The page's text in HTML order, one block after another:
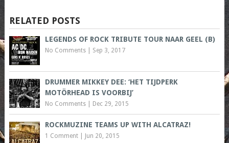
RELATED POSTS
LEGENDS OF ROCK TRIBUTE TOUR NAAR GEEL (B)
No Comments| Sep 3, 2017
DRUMMER MIKKEY DEE: ‘HET TIJDPERK
MOTÖRHEAD IS VOORBIJ’
No Comments| Dec 29, 2015
ROCKMUZINE TEAMS UP WITH ALCATRAZ!
1 Comment| Jun 20, 2015